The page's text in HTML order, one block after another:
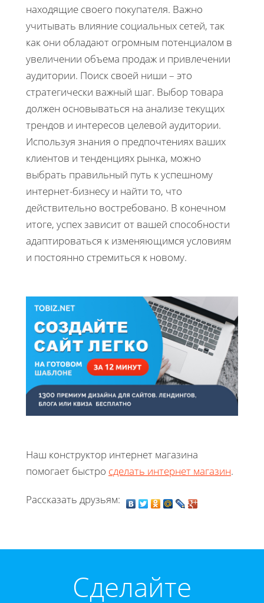
находящие своего покупателя. Важно
учитывать влияние социальных сетей, так
как они обладают огромным потенциалом в
увеличении объема продаж и привлечении
аудитории. Поиск своей ниши – это
стратегически важный шаг. Выбор товара
должен основываться на анализе текущих
трендов и интересов целевой аудитории.
Используя знания о предпочтениях ваших
клиентов и тенденциях рынка, можно
выбрать правильный путь к успешному
интернет-бизнесу и найти то, что
действительно востребовано. В конечном
итоге, успех зависит от вашей способности
адаптироваться к изменяющимся условиям
и постоянно стремиться к новому.
Наш конструктор интернет магазина
помогает быстро сделать интернет магазин.
Рассказать друзьям:
Cделайте